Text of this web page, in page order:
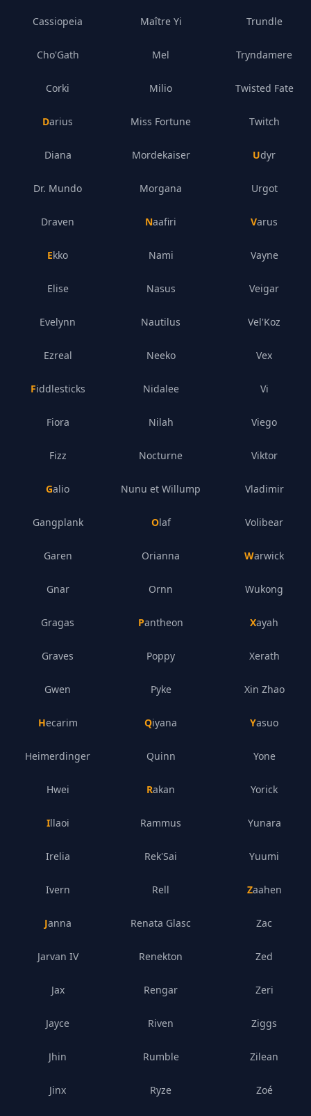
Cassiopeia
Cho'Gath
Corki
Darius
Diana
Dr. Mundo
Draven
Ekko
Elise
Evelynn
Ezreal
Fiddlesticks
Fiora
Fizz
Galio
Gangplank
Garen
Gnar
Gragas
Graves
Gwen
Hecarim
Heimerdinger
Hwei
Illaoi
Irelia
Ivern
Janna
Jarvan IV
Jax
Jayce
Jhin
Jinx
Maître Yi
Mel
Milio
Miss Fortune
Mordekaiser
Morgana
Naafiri
Nami
Nasus
Nautilus
Neeko
Nidalee
Nilah
Nocturne
Nunu et Willump
Olaf
Orianna
Ornn
Pantheon
Poppy
Pyke
Qiyana
Quinn
Rakan
Rammus
Rek'Sai
Rell
Renata Glasc
Renekton
Rengar
Riven
Rumble
Ryze
Trundle
Tryndamere
Twisted Fate
Twitch
Udyr
Urgot
Varus
Vayne
Veigar
Vel'Koz
Vex
Vi
Viego
Viktor
Vladimir
Volibear
Warwick
Wukong
Xayah
Xerath
Xin Zhao
Yasuo
Yone
Yorick
Yunara
Yuumi
Zaahen
Zac
Zed
Zeri
Ziggs
Zilean
Zoé